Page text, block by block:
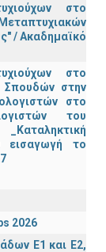
στο
/ Ακαδημαϊκό
στo
Σπουδών στην
στο
του
εισαγωγή το
2026
Ε1 και Ε2,